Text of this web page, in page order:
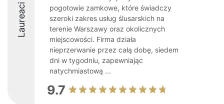
Laureaci
pogotowie zamkowe, które świadczy
szeroki zakres usług ślusarskich na
terenie Warszawy oraz okolicznych
miejscowości. Firma działa
nieprzerwanie przez całą dobę, siedem
dni w tygodniu, zapewniając
natychmiastową ...
9.7